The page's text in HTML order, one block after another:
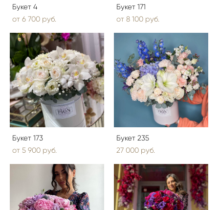
Букет 4
от 6 700 pуб.
Букет 171
от 8 100 pуб.
Букет 173
от 5 900 pуб.
Букет 235
27 000 pуб.